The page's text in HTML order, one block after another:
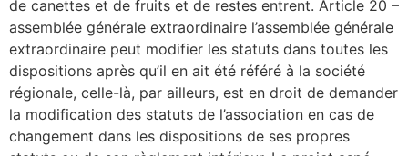
de canettes et de fruits et de restes entrent. Article 20 –
assemblée générale extraordinaire l’assemblée générale
extraordinaire peut modifier les statuts dans toutes les
dispositions après qu’il en ait été référé à la société
régionale, celle-là, par ailleurs, est en droit de demander
la modification des statuts de l’association en cas de
changement dans les dispositions de ses propres